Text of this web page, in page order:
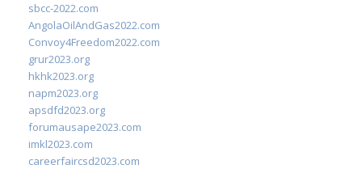
sbcc-2022.com
AngolaOilAndGas2022.com
Convoy4Freedom2022.com
grur2023.org
hkhk2023.org
napm2023.org
apsdfd2023.org
forumausape2023.com
imkl2023.com
careerfaircsd2023.com